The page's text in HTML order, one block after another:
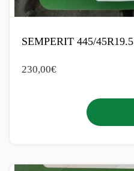
SEMPERIT 445/45R19.5
230,00€